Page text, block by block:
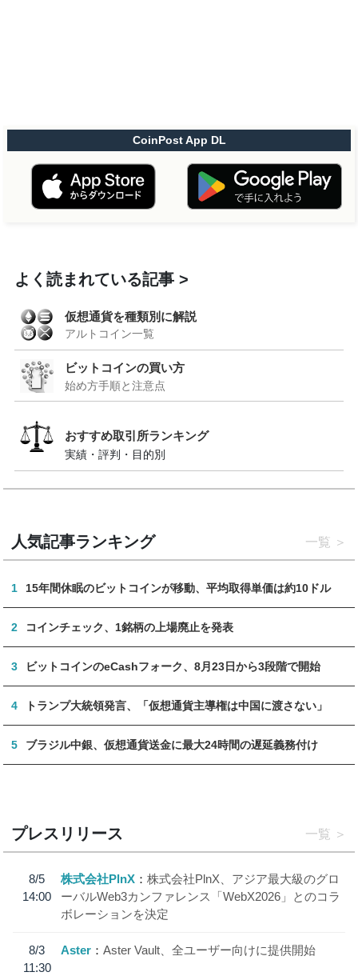
CoinPost App DL
よく読まれている記事
仮想通貨を種類別に解説
アルトコイン一覧
ビットコインの買い方
始め方手順と注意点
おすすめ取引所ランキング
実績・評判・目的別
人気記事ランキング 一覧
1 15年間休眠のビットコインが移動、平均取得単価は約10ドル
2 コインチェック、1銘柄の上場廃止を発表
3 ビットコインのeCashフォーク、8月23日から3段階で開始
4 トランプ大統領発言、「仮想通貨主導権は中国に渡さない」
5 ブラジル中銀、仮想通貨送金に最大24時間の遅延義務付け
プレスリリース 一覧
8/5
14:00
株式会社PlnX
株式会社PlnX、アジア最大級のグロ
ーバルWeb3カンファレンス「WebX2026」とのコラ
ボレーションを決定
8/3
11:30
Aster Aster Vault、全ユーザー向けに提供開始